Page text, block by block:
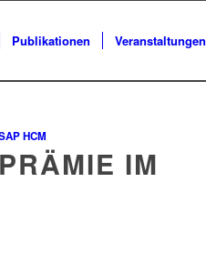
Publikationen Veranstaltungen
HCM
IM